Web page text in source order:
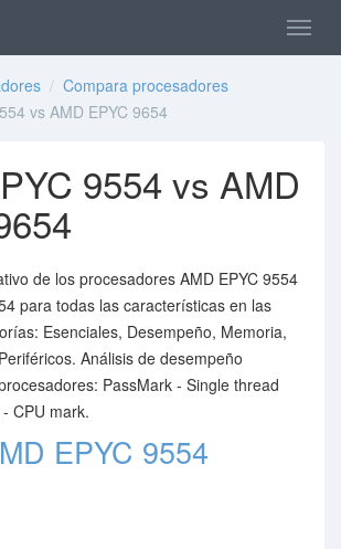
/ Compara procesadores
vs AMD EPYC 9654
9554 vs AMD
de los procesadores AMD EPYC 9554
para todas las características en las
Esenciales, Desempeño, Memoria,
Análisis de desempeño
PassMark - Single thread
CPU mark.
EPYC 9554